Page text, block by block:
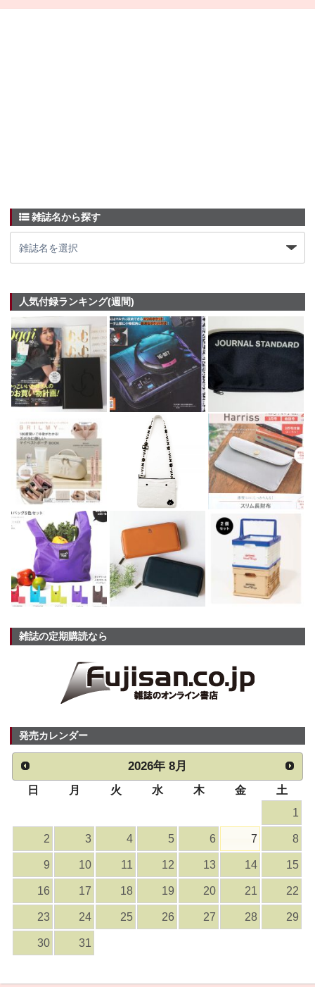
雑誌名から探す
人気付録ランキング(週間)
雑誌の定期購読なら
発売カレンダー
2026年 8月
日 月 火 水 木 金
土
1
2 3 4 5 6 7 8
9 10 11 12 13 14 15
16 17 18 19 20 21 22
23 24 25 26 27 28 29
30 31